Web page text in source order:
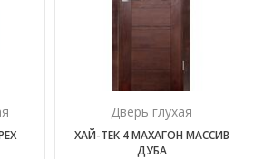
Дверь глухая
ХАЙ-ТЕК 4 МАХАГОН МАССИВ
ДУБА